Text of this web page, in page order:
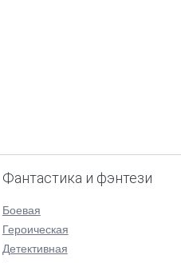
Фантастика и фэнтези
Боевая
Героическая
Детективная